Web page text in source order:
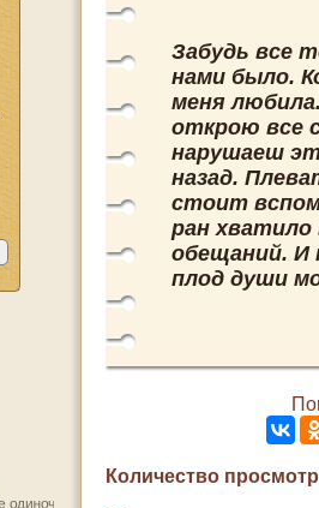
Забудь все
нами было.
меня
открою все
нарушаеш
назад.
стоит
ран
обещаний. И
плод души
Количество